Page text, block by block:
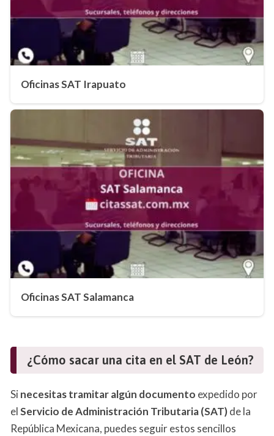
Oficinas SAT Irapuato
Oficinas SAT Salamanca
¿Cómo sacar una cita en el SAT de León?
Sinecesitas tramitar algún documento expedido por
elServicio de Administración Tributaria (SAT)de la
República Mexicana, puedes seguir estos sencillos